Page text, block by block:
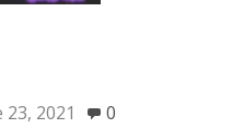
2021 0